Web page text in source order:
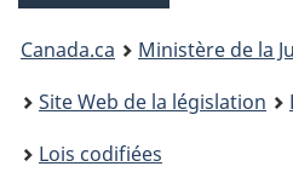
You
are
here:
Canada.ca
Ministère de la
Site Web de la législation
Lois codifiées